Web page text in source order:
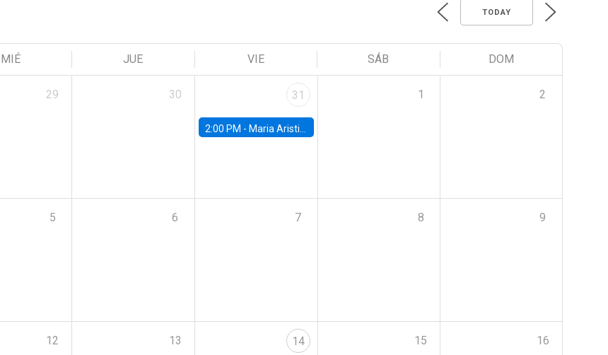
TODAY
MIÉ JUE VIE SÁB DOM
29 30 31
2:00 PM - Maria Aristizabal-Ramirez, FED Board
1 2
5 6 7 8 9
12 13 14 15 16